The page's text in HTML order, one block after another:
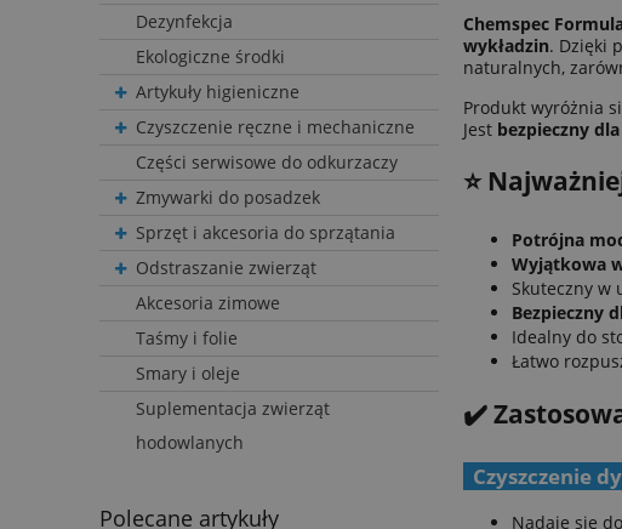
Dezynfekcja
Ekologiczne środki
Artykuły higieniczne
Czyszczenie ręczne i mechaniczne
Części serwisowe do odkurzaczy
Zmywarki do posadzek
Sprzęt i akcesoria do sprzątania
Odstraszanie zwierząt
Akcesoria zimowe
Taśmy i folie
Smary i oleje
Suplementacja zwierząt
hodowlanych
Polecane artykuły
Chemspec
wykładzin. Dzięki
naturalnych,
Produkt wyróżnia
Jest bezpieczny
⭐️
Potrójna
Wyjątkowa
Skuteczny w
Bezpieczny
Idealny do
Łatwo
✔️
Czyszczenie
Nadaje się